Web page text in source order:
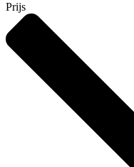
Prijs